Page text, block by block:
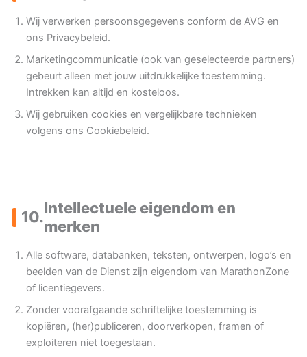
Wij verwerken persoonsgegevens conform de AVG en
ons Privacybeleid.
Marketingcommunicatie (ook van geselecteerde partners)
gebeurt alleen met jouw uitdrukkelijke toestemming.
Intrekken kan altijd en kosteloos.
Wij gebruiken cookies en vergelijkbare technieken
volgens ons Cookiebeleid.
10.
Intellectuele eigendom en
merken
Alle software, databanken, teksten, ontwerpen, logo’s en
beelden van de Dienst zijn eigendom van MarathonZone
of licentiegevers.
Zonder voorafgaande schriftelijke toestemming is
kopiëren, (her)publiceren, doorverkopen, framen of
exploiteren niet toegestaan.